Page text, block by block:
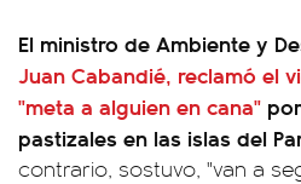
El ministro de Ambiente y
Juan Cabandié, reclamó el
"meta a alguien en cana"
pastizales en las islas del
contrario, sostuvo, "van a